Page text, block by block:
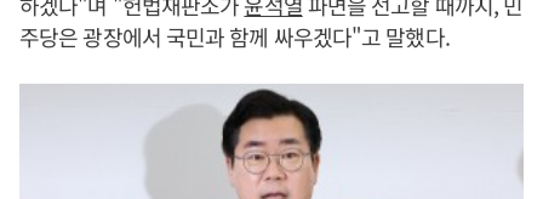
주당은 광장에서 국민과 함께 싸우겠다"고 말했다.